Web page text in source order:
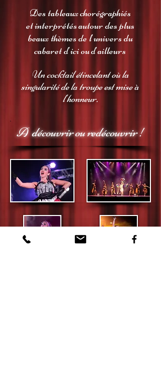
Des tableaux chorégraphiés
et interprétés autour des plus
beaux thèmes de l'univers du
cabaret d'ici ou d'ailleurs
Un cocktail étincelant où la
singularité de la troupe est mise à
l'honneur.
A découvrir ou redécouvrir !